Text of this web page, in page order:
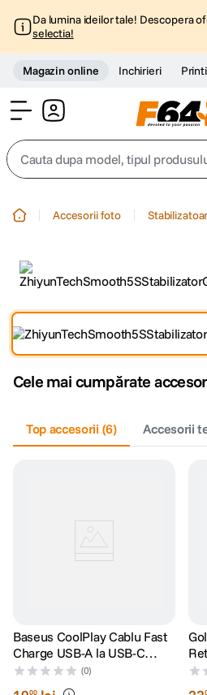
Da lumina ideilor tale! Descopera
selectia!
Magazin online Inchirieri
Cauta dupa model, tipul produsului,
2. trepied
4. peak design
6 lavaliera
Accesorii foto
Cele mai cumpărate
Top accesorii (6) Accesorii
Baseus CoolPlay Cablu Fast
Charge USB-A la USB-C
100W 1m Negru
(0)
00
Alb